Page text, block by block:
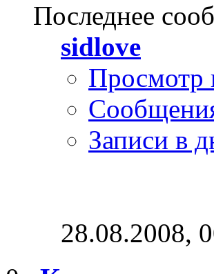
Последнее
sidlove
Просмотр
Записи в
28.08.2008,